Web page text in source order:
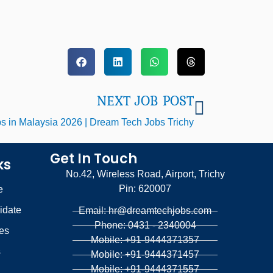
NEXT JOB POST
in Malaysia 2026 | Dream Tech Jobs Trichy
Next
Get In Touch
No.42, Wireless Road, Airport, Trichy
Pin: 620007
Email: hr@dreamtechjobs.com
Phone: 0431 - 2340004
Mobile: +91-9444371357
Mobile: +91-9444371457
Mobile: +91-9444371557